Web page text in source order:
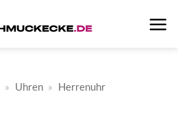
» Uhren » Herrenuhr